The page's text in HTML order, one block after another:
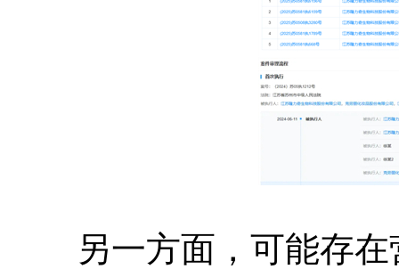
另一方面，可能存在